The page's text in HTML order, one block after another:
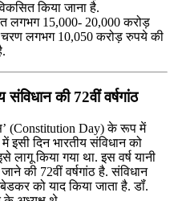
किया जाना है.
लगभग 15,000- 20,000 करोड़
चरण लगभग 10,050 करोड़ रुपये की
की 72वीं वर्षगांठ
(Constitution Day) के रूप में
में इसी दिन भारतीय संविधान को
लागू किया गया था. इस वर्ष यानी
की 72वीं वर्षगांठ है. संविधान
को याद किया जाता है. डॉं.